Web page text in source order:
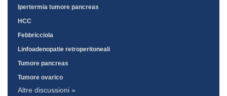
Ipertermia tumore pancreas
HCC
Febbricciola
Linfoadenopatie retroperitoneali
Tumore pancreas
Tumore ovarico
Altre discussioni »